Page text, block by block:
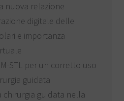
nuova relazione
digitale delle
e importanza
STL per un corretto uso
guidata
chirurgia guidata nella